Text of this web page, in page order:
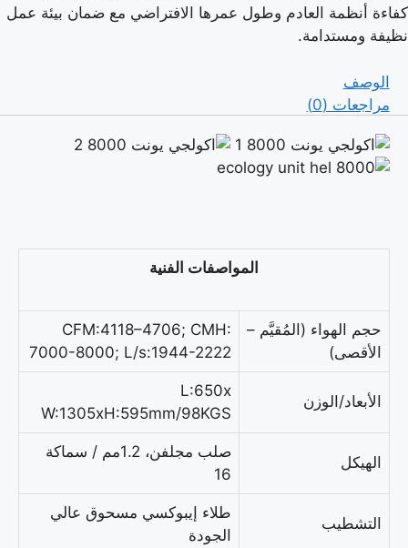
كفاءة أنظمة العادم وطول عمرها الافتراضي مع ضمان بيئة عمل
نظيفة ومستدامة.
الوصف
مراجعات (0)
المواصفات الفنية
حجم الهواء (المُقيَّم –
الأقصى)
CFM:4118–4706; CMH:
7000-8000; L/s:1944-2222
الأبعاد/الوزن
L:650x
W:1305xH:595mm/98KGS
الهيكل
صلب مجلفن، 1.2مم / سماكة
16
التشطيب
طلاء إيبوكسي مسحوق عالي
الجودة